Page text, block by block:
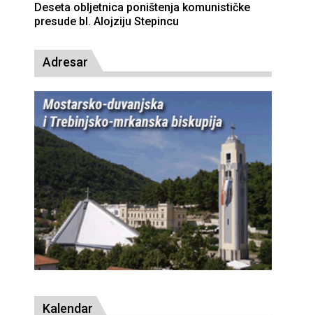
Deseta obljetnica poništenja komunističke
presude bl. Alojziju Stepincu
Adresar
Kalendar